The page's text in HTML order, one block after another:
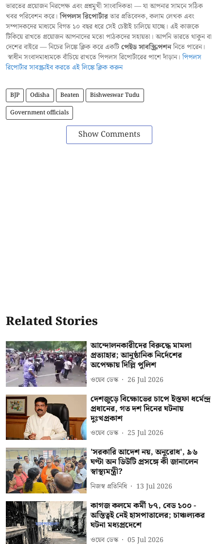
ভারতের প্রয়োজন নিরপেক্ষ এবং প্রশ্নমুখী সাংবাদিকতা — যা আপনার সামনে সঠিক
খবর পরিবেশন করে।পিপলস রিপোর্টারতার প্রতিবেদক, কলাম লেখক এবং
সম্পাদকদের মাধ্যমে বিগত ১০ বছর ধরে সেই চেষ্টাই চালিয়ে যাচ্ছে। এই কাজকে
টিকিয়ে রাখতে প্রয়োজন আপনাদের মতো পাঠকদের সহায়তা। আপনি ভারতে থাকুন বা
দেশের বাইরে — নিচের লিঙ্কে ক্লিক করে একটিপেইড সাবস্ক্রিপশননিতে পারেন।
স্বাধীন সংবাদমাধ্যমকে বাঁচিয়ে রাখতে পিপলস রিপোর্টারের পাশে দাঁড়ান।পিপলস
রিপোর্টার সাবস্ক্রাইব করতে এই লিঙ্কে ক্লিক করুন
BJP Odisha Beaten
Bishweswar Tudu
Government officials
Show Comments
Related Stories
আন্দোলনকারীদের বিরুদ্ধে মামলা
প্রত্যাহার; আনুষ্ঠানিক নির্দেশের
অপেক্ষায় দিল্লি পুলিশ
ওয়েব ডেস্ক 26 Jul 2026
দেশজুড়ে বিক্ষোভের চাপে ইস্তফা ধর্মেন্দ্র
প্রধানের, গত দশ দিনের ঘটনায়
দুঃখপ্রকাশ
ওয়েব ডেস্ক 25 Jul 2026
'সরকারি আদেশ নয়, অনুরোধ', ৯৬
ঘণ্টা অন ডিউটি প্রসঙ্গে কী জানালেন
স্বাস্থ্যমন্ত্রী?
নিজস্ব প্রতিনিধি 13 Jul 2026
কাগজ কলমে কর্মী ৮৭, বেড ১০০ -
অস্তিত্বই নেই হাসপাতালের; চাঞ্চল্যকর
ঘটনা মধ্যপ্রদেশে
ওয়েব ডেস্ক 05 Jul 2026